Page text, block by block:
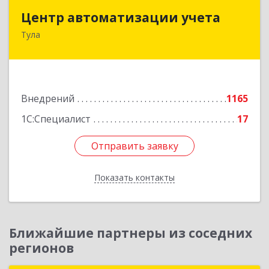
Центр автоматизации учета
Тула
Внедрений
1165
1С:Специалист
17
Отправить заявку
Показать контакты
300026, Тульская обл, Тула г, Ленина пр-кт, дом
Отправить заявку
Назад
Ближайшие партнеры из соседних
регионов